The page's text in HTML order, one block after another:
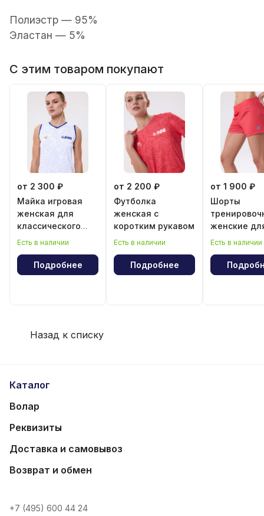
Полиэстр — 95%
Эластан — 5%
С этим товаром покупают
от 2 300 ₽
Майка игровая
женская для
классического
волейбола
Есть в наличии
Подробнее
от 2 200 ₽
Футболка
женская с
коротким рукавом
Есть в наличии
Подробнее
от 1 900 ₽
Шорты
женские
Есть в наличии
Назад к списку
Каталог
Волар
Реквизиты
Доставка и самовывоз
Возврат и обмен
+7 (495) 600 44 24